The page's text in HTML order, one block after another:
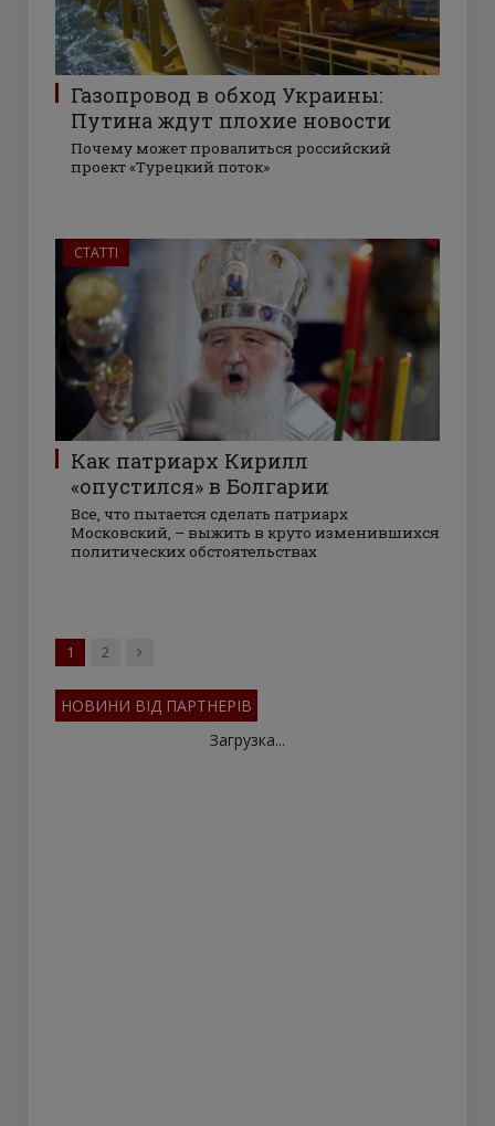
Газопровод в обход Украины:
Путина ждут плохие новости
Почему может провалиться российский
проект «Турецкий поток»
СТАТТІ
Как патриарх Кирилл
«опустился» в Болгарии
Все, что пытается сделать патриарх
Московский, – выжить в круто изменившихся
политических обстоятельствах
1 2 Next
НОВИНИ ВІД ПАРТНЕРІВ
Загрузка...